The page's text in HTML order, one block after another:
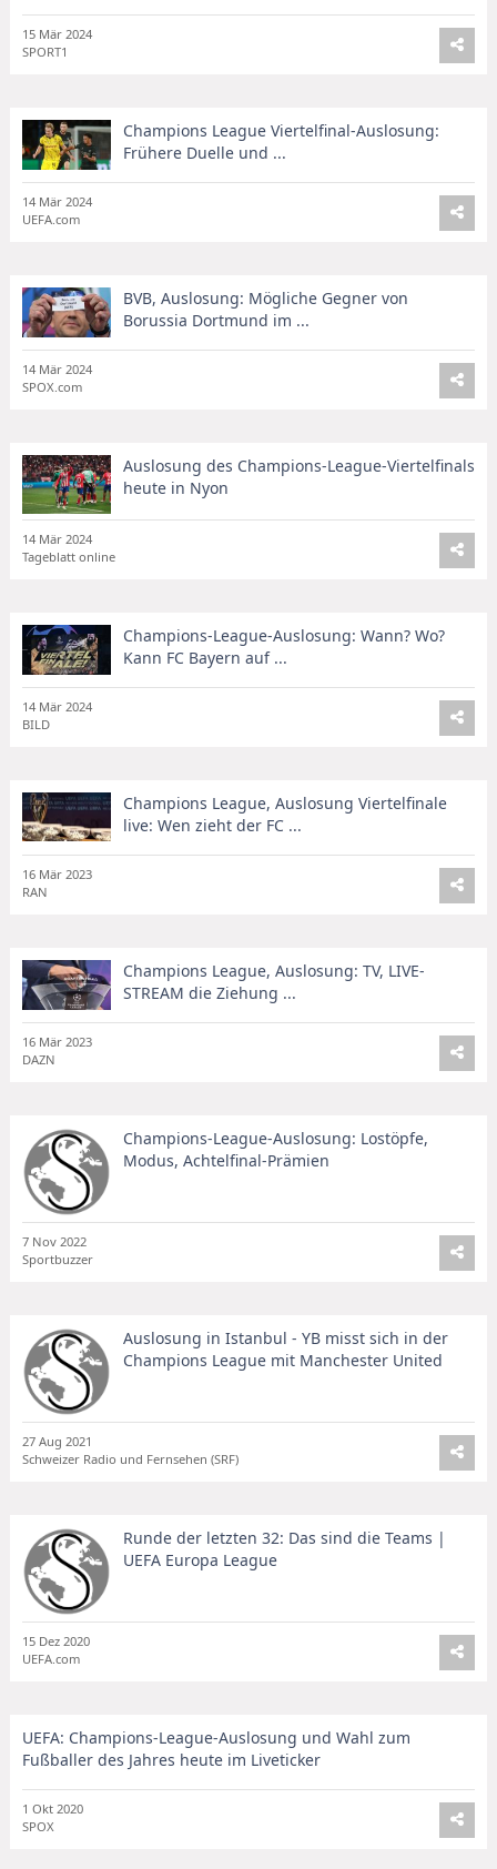
15 Mär 2024
SPORT1
Champions League Viertelfinal-Auslosung:
Frühere Duelle und ...
14 Mär 2024
UEFA.com
BVB, Auslosung: Mögliche Gegner von
Borussia Dortmund im ...
14 Mär 2024
SPOX.com
Auslosung des Champions-League-Viertelfinals
heute in Nyon
14 Mär 2024
Tageblatt online
Champions-League-Auslosung: Wann? Wo?
Kann FC Bayern auf ...
14 Mär 2024
BILD
Champions League, Auslosung Viertelfinale
live: Wen zieht der FC ...
16 Mär 2023
RAN
Champions League, Auslosung: TV, LIVE-
STREAM die Ziehung ...
16 Mär 2023
DAZN
Champions-League-Auslosung: Lostöpfe,
Modus, Achtelfinal-Prämien
7 Nov 2022
Sportbuzzer
Auslosung in Istanbul - YB misst sich in der
Champions League mit Manchester United
27 Aug 2021
Schweizer Radio und Fernsehen (SRF)
Runde der letzten 32: Das sind die Teams |
UEFA Europa League
15 Dez 2020
UEFA.com
UEFA: Champions-League-Auslosung und Wahl zum
Fußballer des Jahres heute im Liveticker
1 Okt 2020
SPOX